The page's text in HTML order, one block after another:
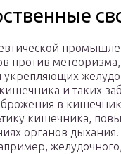
против
и таких
в
кишечника,
органов